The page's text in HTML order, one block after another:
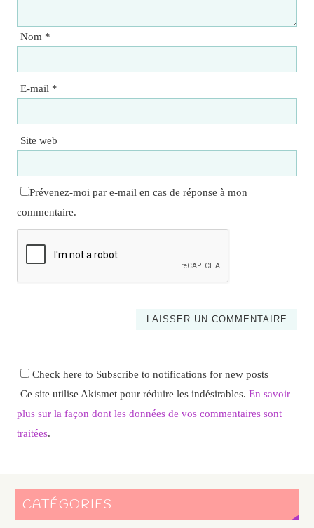
Nom *
E-mail *
Site web
Prévenez-moi par e-mail en cas de réponse à mon
commentaire.
Check here to Subscribe to notifications for new posts
Ce site utilise Akismet pour réduire les indésirables. En savoir
plus sur la façon dont les données de vos commentaires sont
traitées.
CATÉGORIES